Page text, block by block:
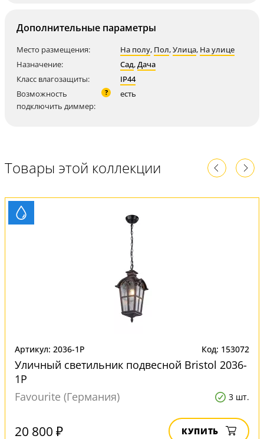
Дополнительные параметры
Место размещения: На полу, Пол,Улица, На улице
Назначение:
Сад,Дача
Класс влагозащиты:
IP44
Возможность
подключить диммер:
? есть
Товары этой коллекции
Артикул: 2036-1P Код: 153072
Уличный светильник подвесной Bristol 2036-
1P
Favourite (Германия)
3 шт.
20 800 ₽ КУПИТЬ